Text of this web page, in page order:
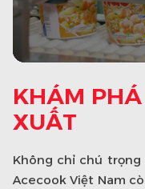
KHÁM
XUẤT
Không chỉ chú trọng
Acecook Việt Nam